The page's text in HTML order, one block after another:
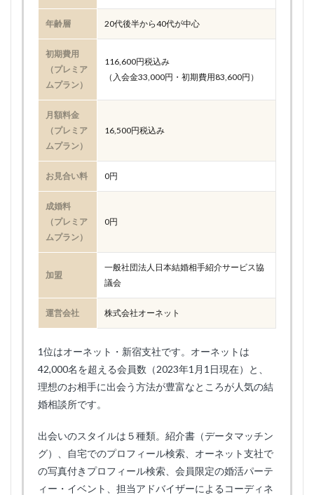
年齢層 20代後半から40代が中心
初期費用
（プレミア
ムプラン）
116,600円税込み
（入会金33,000円・初期費用83,600円）
月額料金
（プレミア
ムプラン）
16,500円税込み
お見合い料 0円
成婚料
（プレミア
ムプラン）
0円
加盟
一般社団法人日本結婚相手紹介サービス協
議会
運営会社 株式会社オーネット
1位はオーネット・新宿支社です。オーネットは
42,000名を超える会員数（2023年1月1日現在）と、
理想のお相手に出会う方法が豊富なところが人気の結
婚相談所です。
出会いのスタイルは５種類。紹介書（データマッチン
グ）、自宅でのプロフィール検索、オーネット支社で
の写真付きプロフィール検索、会員限定の婚活パーテ
ィー・イベント、担当アドバイザーによるコーディネ